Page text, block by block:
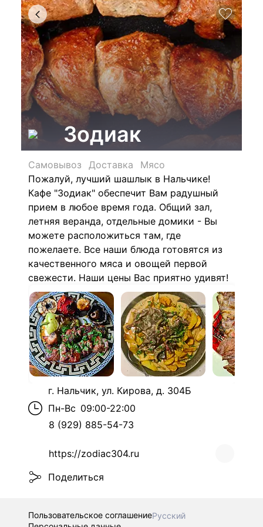
Зодиак
Самовывоз Доставка
Мясо
Пожалуй, лучший шашлык в Нальчике!
Кафе "Зодиак" обеспечит Вам радушный
прием в любое время года. Общий зал,
летняя веранда, отдельные домики - Вы
можете расположиться там, где
пожелаете. Все наши блюда готовятся из
качественного мяса и овощей первой
свежести. Наши цены Вас приятно удивят!
г. Нальчик, ул. Кирова, д. 304Б
Пн-Вс 09:00-22:00
8 (929) 885-54-73
https://zodiac304.ru
Поделиться
Пользовательское соглашениеРусский